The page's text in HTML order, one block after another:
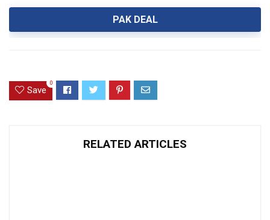
PAK DEAL
Save
0
RELATED ARTICLES